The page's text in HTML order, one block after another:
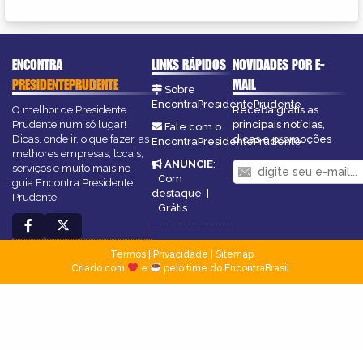
ENCONTRA
PRESIDENTEPRUDENTE
O melhor de Presidente
Prudente num só lugar!
Dicas, onde ir, o que fazer, as
melhores empresas, locais,
serviços e muito mais no
guia Encontra Presidente
Prudente.
LINKS RÁPIDOS
Sobre
EncontraPresidentePrudente
Fale com o
EncontraPresidentePrudente
ANUNCIE:
Com
destaque |
Grátis
NOVIDADES POR E-
MAIL
Receba grátis as
principais notícias,
dicas e promoções
Termos| Privacidade
Sitemap
Criado com
e pelo time do EncontraBrasil